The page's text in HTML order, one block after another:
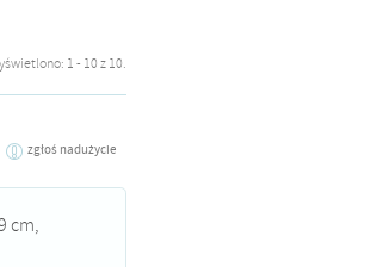
1 - 10 z 10.
zgłoś nadużycie
cm,